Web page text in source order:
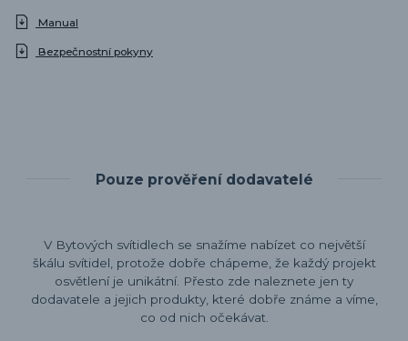
Manual
Bezpečnostní pokyny
Pouze prověření dodavatelé
V Bytových svítidlech se snažíme nabízet co největší
škálu svítidel, protože dobře chápeme, že každý projekt
osvětlení je unikátní. Přesto zde naleznete jen ty
dodavatele a jejich produkty, které dobře známe a víme,
co od nich očekávat.